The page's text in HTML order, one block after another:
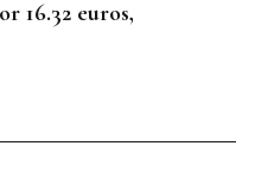
16.32 euros,